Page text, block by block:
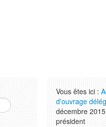
Vous êtes ici :
d'ouvrage
décembre
président